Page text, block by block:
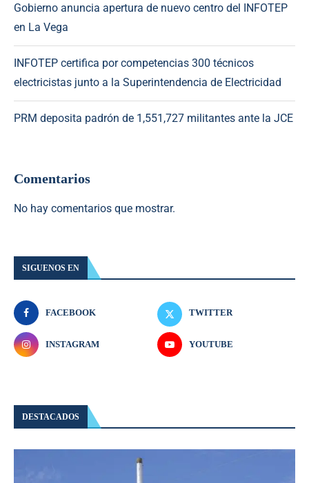
Gobierno anuncia apertura de nuevo centro del INFOTEP
en La Vega
INFOTEP certifica por competencias 300 técnicos
electricistas junto a la Superintendencia de Electricidad
PRM deposita padrón de 1,551,727 militantes ante la JCE
Comentarios
No hay comentarios que mostrar.
SIGUENOS EN
FACEBOOK TWITTER
INSTAGRAM YOUTUBE
DESTACADOS